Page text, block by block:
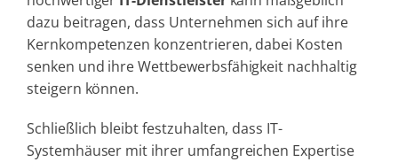
dazu beitragen, dass Unternehmen sich auf ihre
Kernkompetenzen konzentrieren, dabei Kosten
senken und ihre Wettbewerbsfähigkeit nachhaltig
steigern können.
Schließlich bleibt festzuhalten, dass IT-
Systemhäuser mit ihrer umfangreichen Expertise